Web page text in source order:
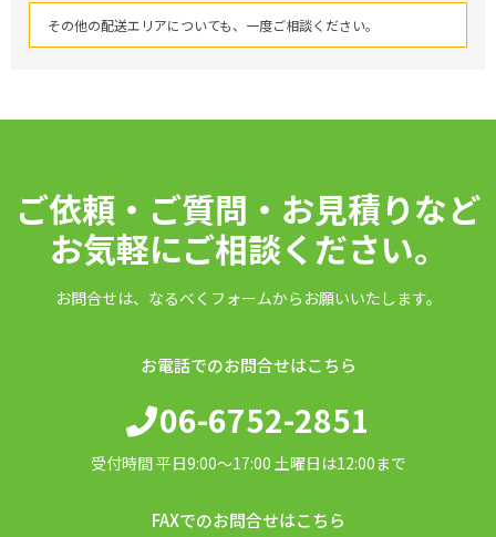
その他の配送エリアについても、一度ご相談ください。
ご依頼・ご質問・お見積りなど
お気軽にご相談ください。
お問合せは、なるべくフォームからお願いいたします。
お電話でのお問合せはこちら
06-6752-2851
受付時間 平日9:00〜17:00 土曜日は12:00まで
FAXでのお問合せはこちら